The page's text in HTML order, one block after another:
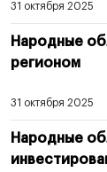
31 октября 2025
Народные
регионом
31 октября 2025
Народные